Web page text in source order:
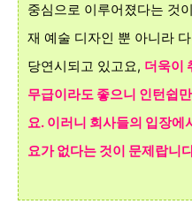
중심으로 이루어졌다는 것
재 예술 디자인 뿐 아니라
당연시되고 있고요, 더욱이
무급이라도 좋으니 인턴쉽만
요. 이러니 회사들의 입장에
요가 없다는 것이 문제랍니